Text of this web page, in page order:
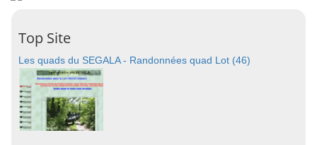
Top Site
Les quads du SEGALA - Randonnées quad Lot (46)